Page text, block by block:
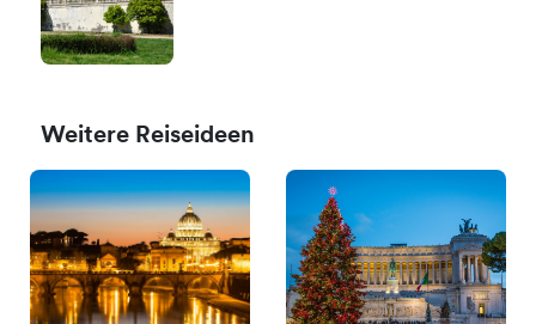
Weitere Reiseideen